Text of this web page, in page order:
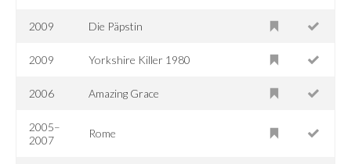
2009 Die Päpstin
2009 Yorkshire Killer 1980
2006 Amazing Grace
2005–
2007
Rome